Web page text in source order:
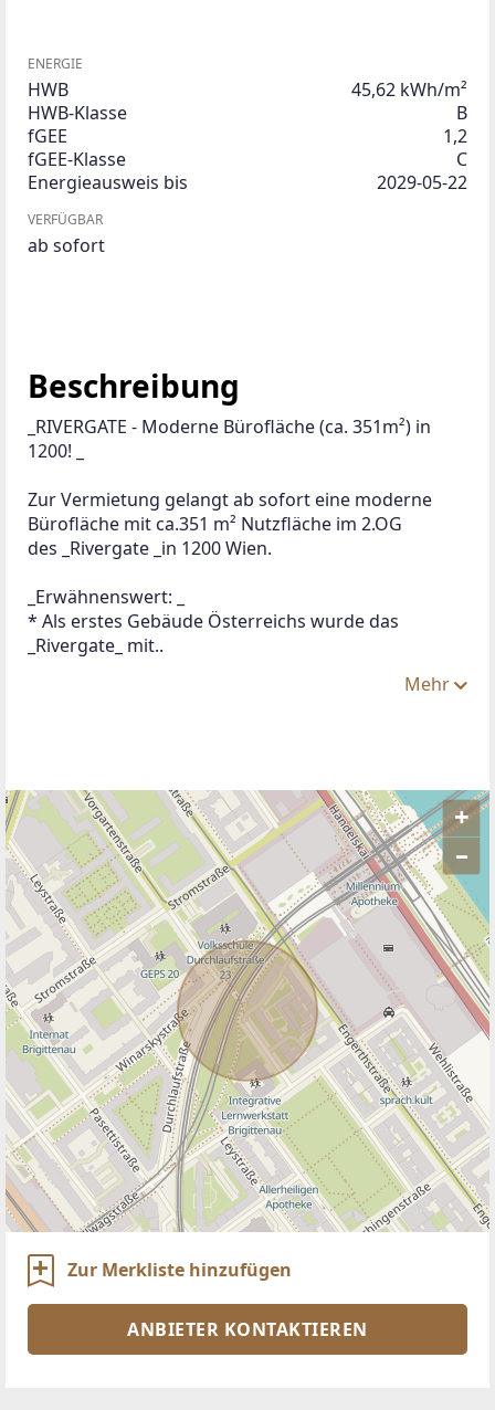
ENERGIE
HWB
45,62 kWh/m²
HWB-Klasse
B
fGEE
1,2
fGEE-Klasse
C
Energieausweis bis
2029-05-22
VERFÜGBAR
ab sofort
Beschreibung
_RIVERGATE - Moderne Bürofläche (ca. 351m²) in
1200! _
Zur Vermietung gelangt ab sofort eine moderne
Bürofläche mit ca.351 m² Nutzfläche im 2.OG
des _Rivergate _in 1200 Wien.
_Erwähnenswert: _
* Als erstes Gebäude Österreichs wurde das
_Rivergate_ mit..
Mehr
+
–
ANBIETER KONTAKTIEREN
Zur Merkliste hinzufügen
ANBIETER KONTAKTIEREN